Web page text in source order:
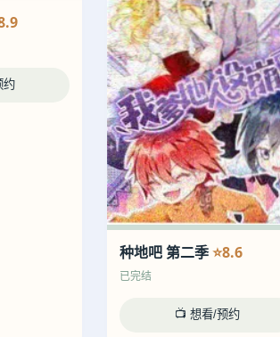
约
种地吧 第二季⭐8.6
已完结
📺 想看/预约